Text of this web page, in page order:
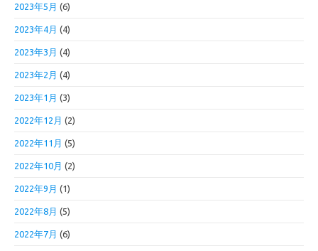
2023年5月 (6)
2023年4月 (4)
2023年3月 (4)
2023年2月 (4)
2023年1月 (3)
2022年12月 (2)
2022年11月 (5)
2022年10月 (2)
2022年9月 (1)
2022年8月 (5)
2022年7月 (6)